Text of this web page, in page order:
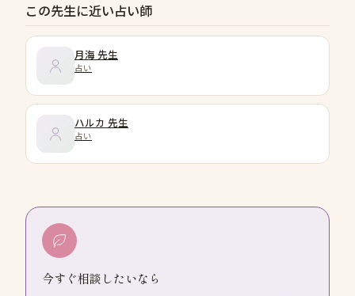
この先生に近い占い師
月海 先生
占い
ハルカ 先生
占い
今すぐ相談したいなら